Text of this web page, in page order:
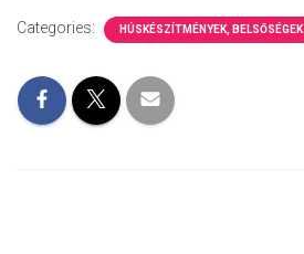
Categories: HÚSKÉSZÍTMÉNYEK, BELSŐSÉGEK